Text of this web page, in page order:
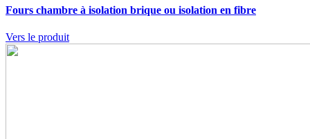
Fours chambre à isolation brique ou isolation en fibre
Vers le produit